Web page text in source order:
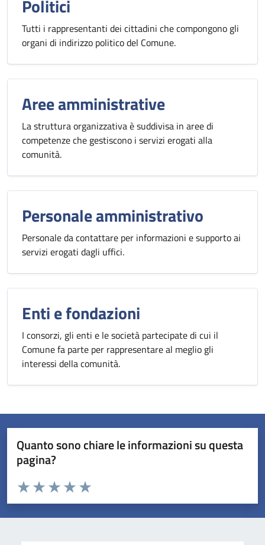
Politici
Tutti i rappresentanti dei cittadini che compongono gli
organi di indirizzo politico del Comune.
Aree amministrative
La struttura organizzativa è suddivisa in aree di
competenze che gestiscono i servizi erogati alla
comunità.
Personale amministrativo
Personale da contattare per informazioni e supporto ai
servizi erogati dagli uffici.
Enti e fondazioni
I consorzi, gli enti e le società partecipate di cui il
Comune fa parte per rappresentare al meglio gli
interessi della comunità.
Quanto sono chiare le informazioni su questa
pagina?
Valuta da 1 a 5 stelle la pagina
Valuta 5 stelle su 5
Valuta 4 stelle su 5
Valuta 3 stelle su 5
Valuta 2 stelle su 5
Valuta 1 stelle su 5